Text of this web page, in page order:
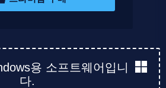
용 소프트웨어입니
다.